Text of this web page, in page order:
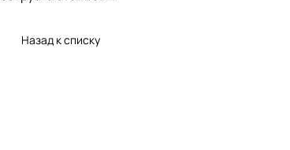
Назад к списку